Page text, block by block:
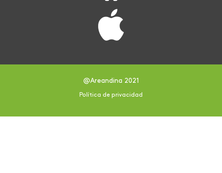
@Areandina 2021
Política de privacidad